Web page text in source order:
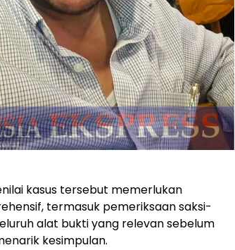
kasus tersebut memerlukan
termasuk pemeriksaan saksi-
alat bukti yang relevan sebelum
kesimpulan.